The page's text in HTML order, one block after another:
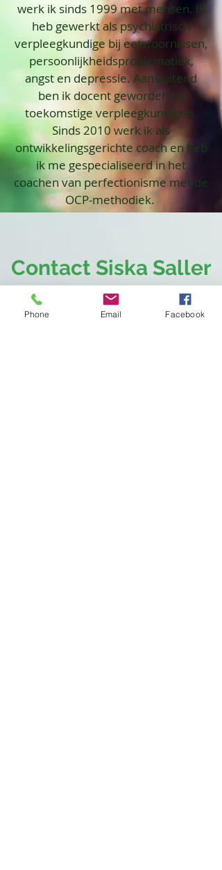
werk ik sinds 1999 met mensen. Ik
heb gewerkt als psychiatrisch
verpleegkundige bij eetstoornissen,
persoonlijkheidsproblematiek,
angst en depressie. Aansluitend
ben ik docent geworden bij
toekomstige verpleegkundigen.
Sinds 2010 werk ik als
ontwikkelingsgerichte coach en heb
ik me gespecialiseerd in het
coachen van perfectionisme met de
OCP-methodiek.
Contact Siska Saller
Heldenstraat 48
Phone Email Facebook